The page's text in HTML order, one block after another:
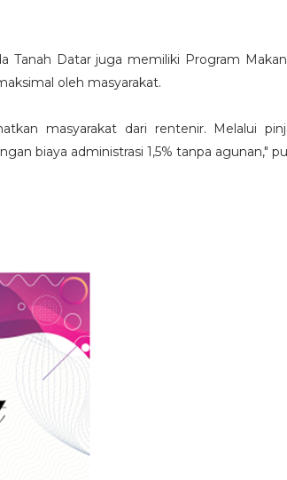
Tanah Datar juga memiliki Program
oleh masyarakat.
masyarakat dari rentenir. Melalui
biaya administrasi 1,5% tanpa agunan,"
SERUAN